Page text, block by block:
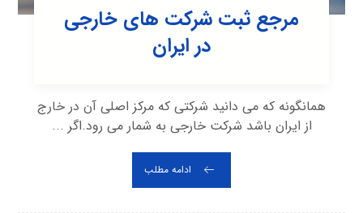
مرجع ثبت شرکت های خارجی
در ایران
همانگونه که می دانید شرکتی که مرکز اصلی آن در خارج
از ایران باشد شرکت خارجی به شمار می رود.اگر ...
ادامه مطلب